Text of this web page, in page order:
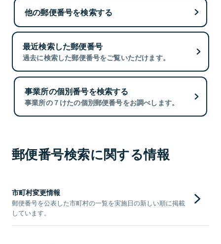
他の郵便番号を検索する
最近検索した郵便番号
過去に検索した郵便番号をご覧いただけます。
事業所の個別番号を検索する
事業所の７けたの個別郵便番号をお調べします。
郵便番号検索に関する情報
市町村変更情報
郵便番号を公表した市町村の一覧を実施日の新しい順に掲載
しています。